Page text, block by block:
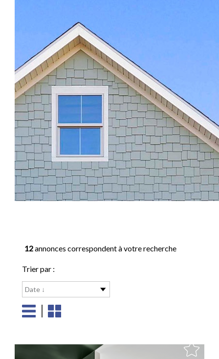
12annonces correspondent à votre recherche
Trier par :
Date ↓